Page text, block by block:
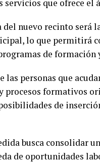
que ofrece el
nuevo recinto será
lo que permitirá
de formación
personas que
procesos formativos
de
busca consolidar
de oportunidades